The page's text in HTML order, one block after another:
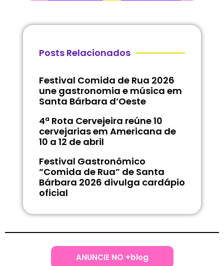
Posts Relacionados
Festival Comida de Rua 2026
une gastronomia e música em
Santa Bárbara d’Oeste
4ª Rota Cervejeira reúne 10
cervejarias em Americana de
10 a 12 de abril
Festival Gastronômico
“Comida de Rua” de Santa
Bárbara 2026 divulga cardápio
oficial
ANUNCIE NO +blog